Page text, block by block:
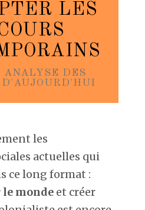
LES
ANALYSE DES
D'AUJOURD'HUI
les
actuelles qui
ce long format :
monde et créer